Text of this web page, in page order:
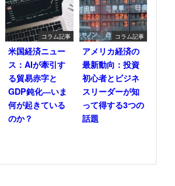
コラム記事
米国経済ニュー
ス：AIが牽引す
る貿易赤字と
GDP鈍化―いま
何が起きている
のか？
コラム記事
アメリカ経済の
最新動向：投資
初心者とビジネ
スリーダーが知
って得する3つの
話題